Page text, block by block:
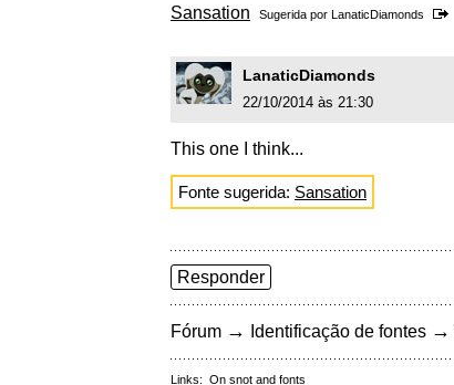
Sansation Sugerida por LanaticDiamonds
LanaticDiamonds
22/10/2014 às 21:30
This one I think...
Fonte sugerida: Sansation
Responder
Fórum → Identificação de fontes →
Links: On snot and fonts